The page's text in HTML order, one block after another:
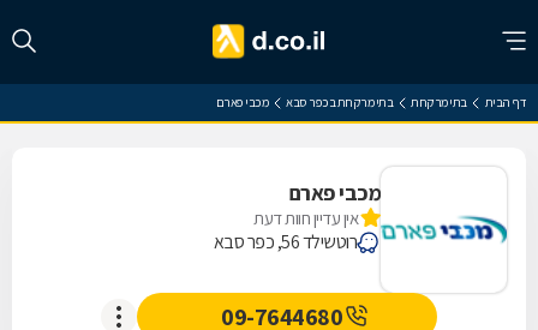
דף הבית בתי מרקחת בתי מרקחת בכפר סבא מכבי פארם
מכבי פארם
אין עדיין חוות דעת
רוטשילד 56, כפר סבא
09-7644680